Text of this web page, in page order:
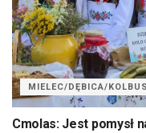
MIELEC/DĘBICA/
Cmolas: Jest pomysł